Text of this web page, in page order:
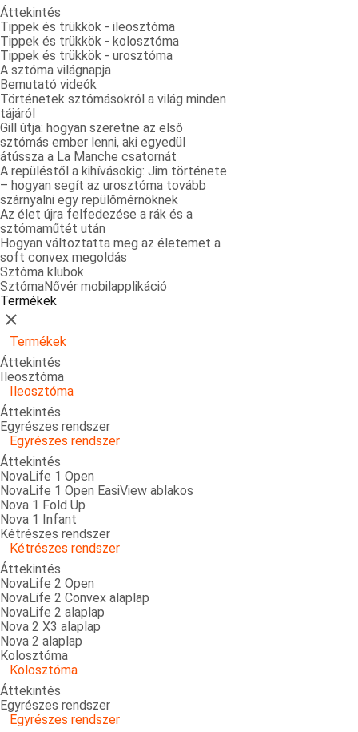
Áttekintés
Tippek és trükkök - ileosztóma
Tippek és trükkök - kolosztóma
Tippek és trükkök - urosztóma
A sztóma világnapja
Bemutató videók
Történetek sztómásokról a világ minden
tájáról
Gill útja: hogyan szeretne az első
sztómás ember lenni, aki egyedül
átússza a La Manche csatornát
A repüléstől a kihívásokig: Jim története
– hogyan segít az urosztóma tovább
szárnyalni egy repülőmérnöknek
Az élet újra felfedezése a rák és a
sztómaműtét után
Hogyan változtatta meg az életemet a
soft convex megoldás
Sztóma klubok
SztómaNővér mobilapplikáció
Termékek
Bezárás
Termékek
Áttekintés
Ileosztóma
Ileosztóma
Áttekintés
Egyrészes rendszer
Egyrészes rendszer
Áttekintés
NovaLife 1 Open
NovaLife 1 Open EasiView ablakos
Nova 1 Fold Up
Nova 1 Infant
Kétrészes rendszer
Kétrészes rendszer
Áttekintés
NovaLife 2 Open
NovaLife 2 Convex alaplap
NovaLife 2 alaplap
Nova 2 X3 alaplap
Nova 2 alaplap
Kolosztóma
Kolosztóma
Áttekintés
Egyrészes rendszer
Egyrészes rendszer